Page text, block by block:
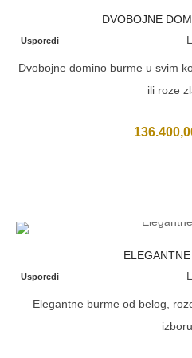
DVOBOJNE
Usporedi
Dvobojne domino burme u svim
ili roze
Usporedi
Elegantne burme od belog,